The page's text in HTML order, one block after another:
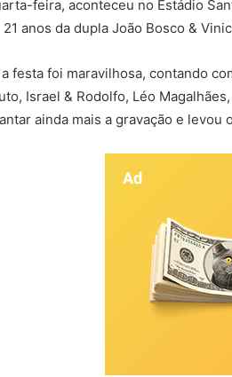
feira, aconteceu no Estádio
anos da dupla João Bosco &
festa foi maravilhosa, contando
Israel & Rodolfo, Léo
ainda mais a gravação e